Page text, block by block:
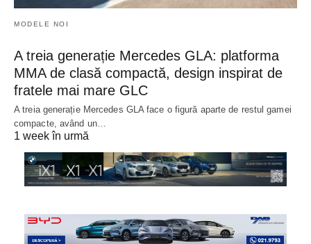
MODELE NOI
A treia generație Mercedes GLA: platforma
MMA de clasă compactă, design inspirat de
fratele mai mare GLC
A treia generație Mercedes GLA face o figură aparte de restul gamei
compacte, având un…
1 week în urmă